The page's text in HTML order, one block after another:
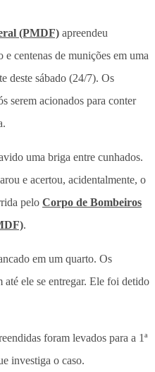
(PMDF) apreendeu
centenas de munições em uma
deste sábado (24/7). Os
serem acionados para conter
uma briga entre cunhados.
e acertou, acidentalmente, o
pelo Corpo de Bombeiros
.
em um quarto. Os
ele se entregar. Ele foi detido
foram levados para a 1ª
investiga o caso.